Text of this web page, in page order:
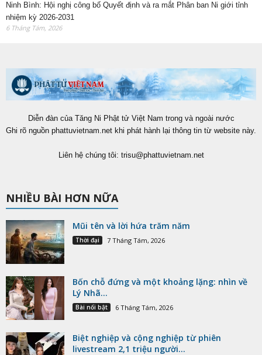
Ninh Bình: Hội nghị công bố Quyết định và ra mắt Phân ban Ni giới tỉnh
nhiệm kỳ 2026-2031
6 Tháng Tám, 2026
Diễn đàn của Tăng Ni Phật tử Việt Nam trong và ngoài nước
Ghi rõ nguồn phattuvietnam.net khi phát hành lại thông tin từ website này.
Liên hệ chúng tôi: trisu@phattuvietnam.net
NHIỀU BÀI HƠN NỮA
Mũi tên và lời hứa trăm năm
Thời đại 7 Tháng Tám, 2026
Bốn chỗ đứng và một khoảng lặng: nhìn về
Lý Nhã...
Bài nổi bật 6 Tháng Tám, 2026
Biệt nghiệp và cộng nghiệp từ phiên
livestream 2,1 triệu người...